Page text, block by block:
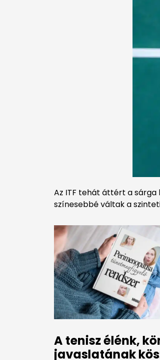
Az ITF tehát áttért a
színesebbé váltak a
A tenisz élénk,
javaslatának